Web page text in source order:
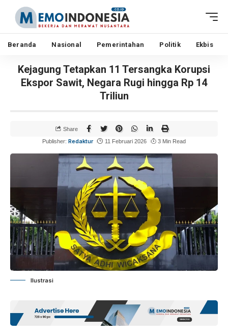
Beranda Nasional Pemerintahan Politik Ekbis
Kejagung Tetapkan 11 Tersangka Korupsi
Ekspor Sawit, Negara Rugi hingga Rp 14
Triliun
Publisher: Redaktur 11 Februari 2026 3 Min Read
Share
Ilustrasi